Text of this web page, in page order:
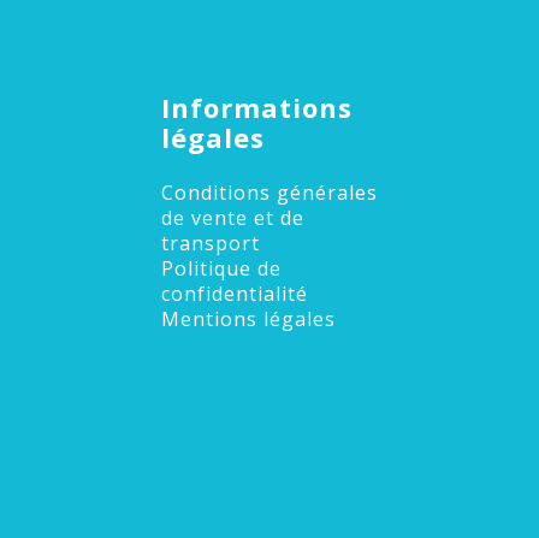
Informations
légales
Conditions générales
de vente et de
transport
Politique de
confidentialité
Mentions légales